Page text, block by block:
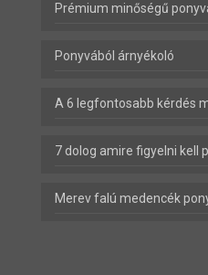
Prémium minőségű
Ponyvából árnyékoló
A 6 legfontosabb kérdés
7 dolog amire figyelni kell
Merev falú medencék